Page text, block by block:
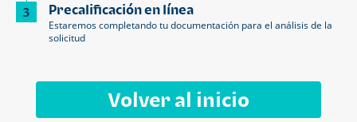
3 Precalificación en línea
Estaremos completando tu documentación para el análisis de la
solicitud
Volver al inicio